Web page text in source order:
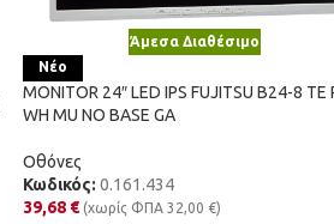
Άμεσα Διαθέσιμο
Νέο
MONITOR 24″ LED IPS FUJITSU B24-8 TE
WH MU NO BASE GA
Οθόνες
Κωδικός: 0.161.434
39,68 € (χωρίς ΦΠΑ 32,00 €)